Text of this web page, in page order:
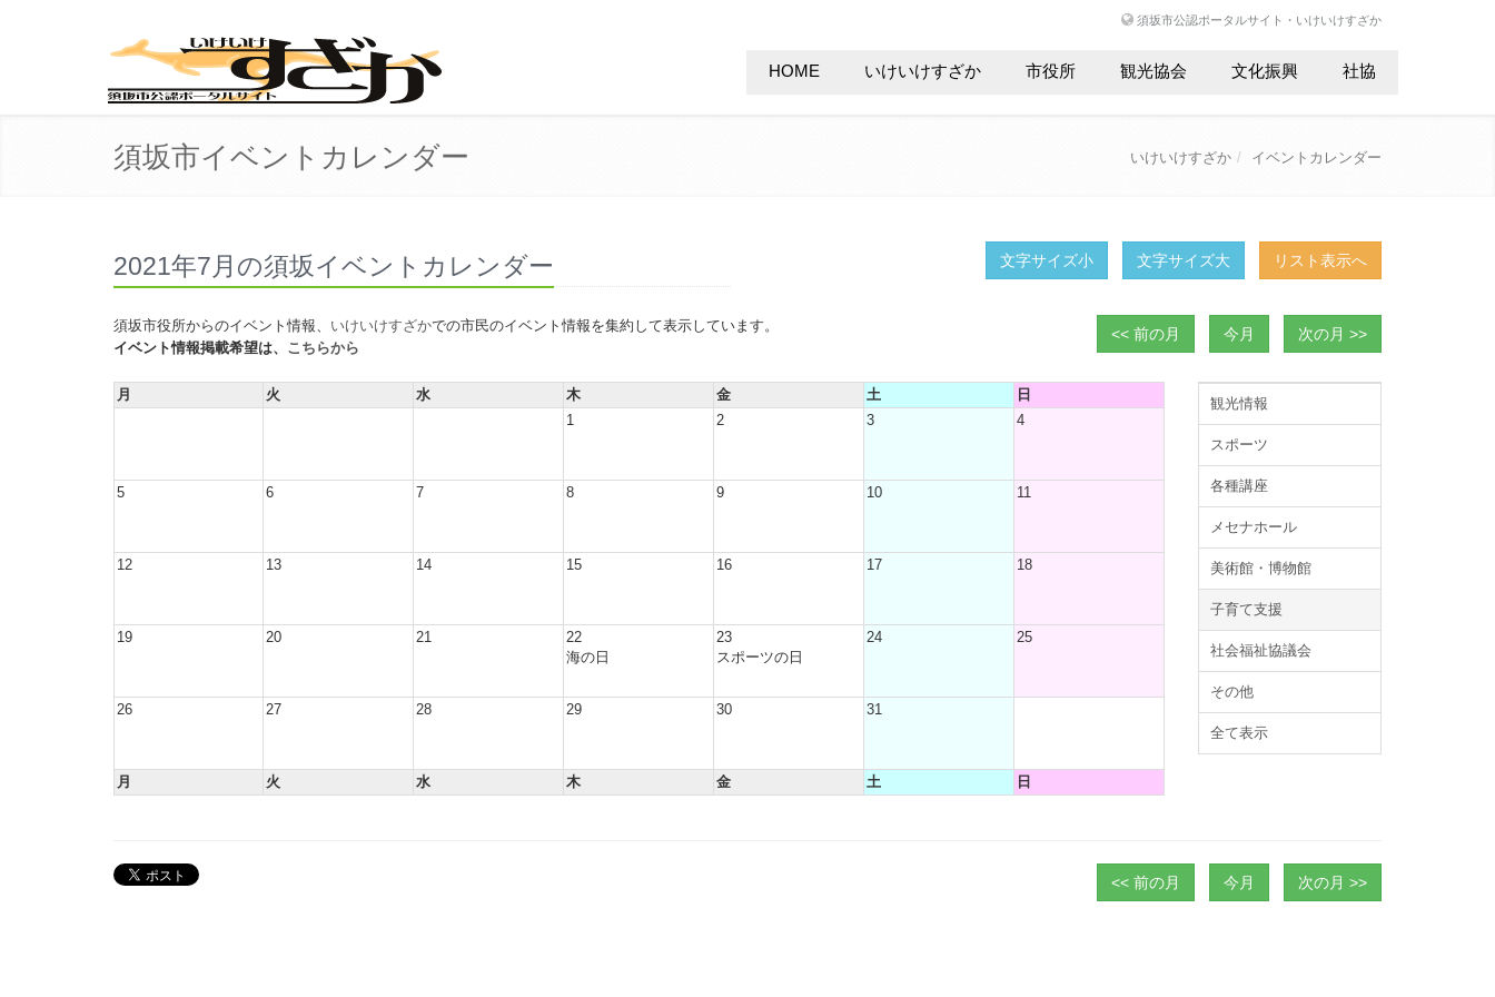
須坂市公認ポータルサイト・いけいけすざか
HOME いけいけすざか 市役所 観光協会 文化振興 社協
須坂市イベントカレンダー いけいけすざか イベントカレンダー
2021年7月の須坂イベントカレンダー 文字サイズ小 文字サイズ大 リスト表示へ
須坂市役所からのイベント情報、 いけいけすざかでの市民のイベント情報を集約して表示しています。
イベント情報掲載希望は、 こちらから
<< 前の月 今月 次の月 >>
月 火 水 木 金 土
日
1
2 3 4
5 6 7 8 9 10 11
12 13 14 15 16 17 18
19 20 21
22
海の日
23
スポーツの日
24 25
26 27 28 29 30 31
月 火 水 木 金 土 日
観光情報
スポーツ
各種講座
メセナホール
美術館・博物館
子育て支援
社会福祉協議会
その他
全て表示
<< 前の月 今月 次の月 >>